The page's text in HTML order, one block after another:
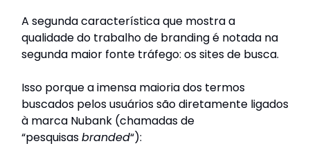
A segunda característica que mostra a
qualidade do trabalho de branding é notada na
segunda maior fonte tráfego: os sites de busca.
Isso porque a imensa maioria dos termos
buscados pelos usuários são diretamente ligados
à marca Nubank (chamadas de
“pesquisasbranded“):